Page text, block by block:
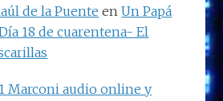
de la Puente enUn Papá
18 de cuarentena- El
Marconi audio online y